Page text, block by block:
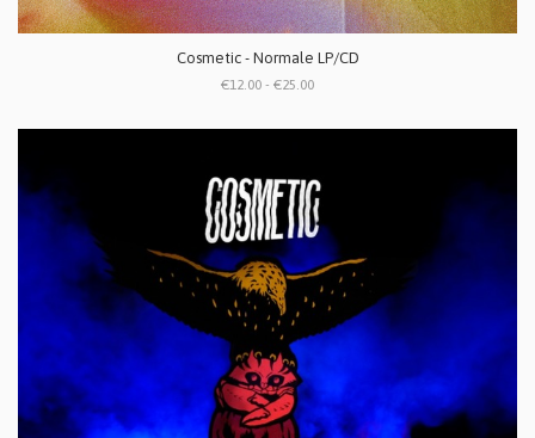
Cosmetic - Normale LP/CD
€12.00 - €25.00